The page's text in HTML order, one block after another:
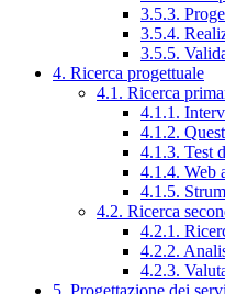
3.5.3.
3.5.4.
3.5.5.
4. Ricerca progettuale
4.1. Ricerca
4.1.1.
4.1.2.
4.1.3. Test
4.1.4. Web
4.1.5.
4.2. Ricerca
4.2.1.
4.2.2.
4.2.3.
5. Progettazione dei